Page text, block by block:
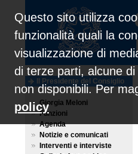
Questo sito utilizza
funzionalità quali la
visualizzazione di
di terze parti, alcune
non disponibili. Per
policy
Il Presidente del Consiglio
Giorgia Meloni
Funzioni
Agenda
Notizie e comunicati
Interventi e interviste